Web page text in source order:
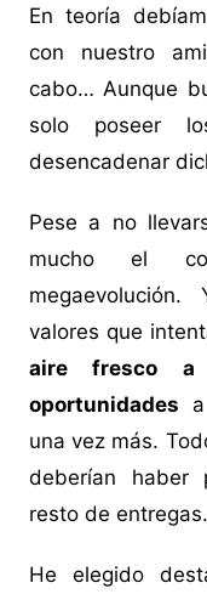
En teoría
con nuestro
cabo… Aunque
solo poseer
desencadenar
Pese a no
mucho el
valores que
aire fresco a
oportunidades
una vez más.
deberían haber
resto de entregas.
He elegido